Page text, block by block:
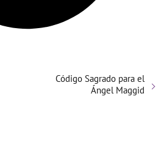
Código Sagrado para el
Ángel Maggid